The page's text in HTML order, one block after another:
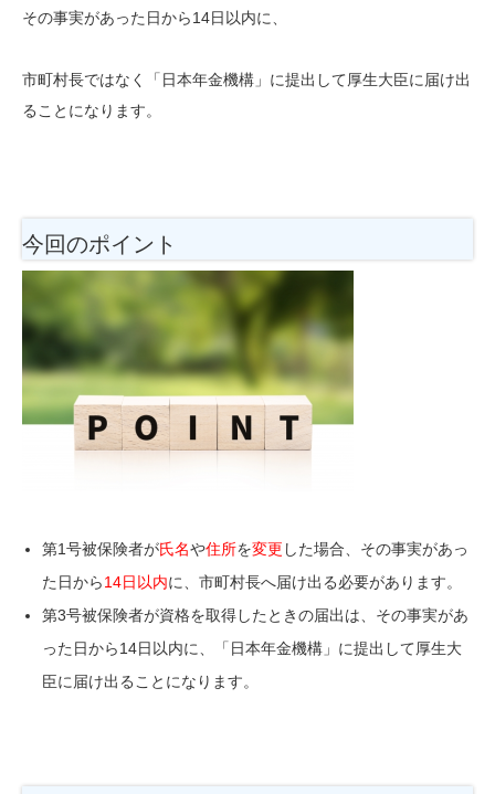
その事実があった日から14日以内に、
市町村長ではなく「 日本年金機構」に提出して厚生大臣に届け出
ることになります。
今回のポイント
第1号被保険者が氏名や住所を変更 した場合、 その事実があっ
た日から14日以内に、市町村長へ届け出る必要があります。
第3号被保険者が資格を取得したときの届出は、その事実があ
った日から14日以内に、「 日本年金機構」に提出して厚生大
臣に届け出ることになります。